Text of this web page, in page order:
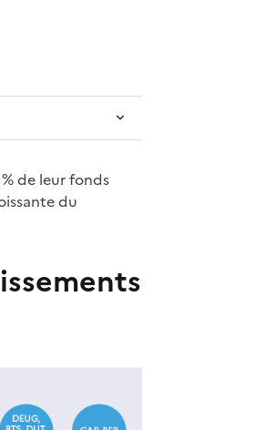
de leur fonds
du